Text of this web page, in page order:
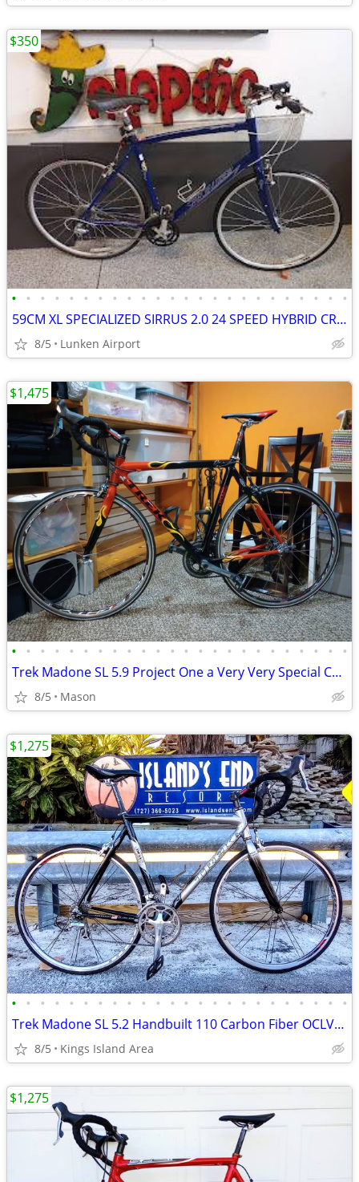
• • • • • • • • • • • • • • • • • • • • • • • •
59CM XL SPECIALIZED SIRRUS 2.0 24 SPEED HYBRID CRUISER BRAND NEW COND
8/5 Lunken Airport
$350
• • • • • • • • • • • • • • • • • • • • • • • •
Trek Madone SL 5.9 Project One a Very Very Special Carbon Bike
8/5 Mason
$1,475
• • • • • • • • • • • • • • • • • • • • • • • •
Trek Madone SL 5.2 Handbuilt 110 Carbon Fiber OCLV Frame
8/5 Kings Island Area
$1,275
$1,275